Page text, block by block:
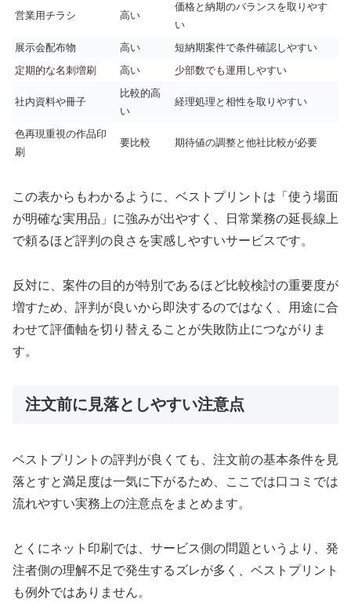
営業用チラシ 高い
価格と納期のバランスを取りやす
い
展示会配布物
高い
短納期案件で条件確認しやすい
定期的な名刺増刷
高い 少部数でも運用しやすい
社内資料や冊子
比較的高
い
経理処理と相性を取りやすい
色再現重視の作品印
刷
要比較 期待値の調整と他社比較が必要
この表からもわかるように、ベストプリントは「使う場面
が明確な実用品」に強みが出やすく、日常業務の延長線上
で頼るほど評判の良さを実感しやすいサービスです。
反対に、案件の目的が特別であるほど比較検討の重要度が
増すため、評判が良いから即決するのではなく、用途に合
わせて評価軸を切り替えることが失敗防止につながりま
す。
注文前に見落としやすい注意点
ベストプリントの評判が良くても、注文前の基本条件を見
落とすと満足度は一気に下がるため、ここでは口コミでは
流れやすい実務上の注意点をまとめます。
とくにネット印刷では、サービス側の問題というより、発
注者側の理解不足で発生するズレが多く、ベストプリント
も例外ではありません。